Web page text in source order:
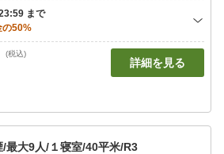
(税込)
詳細を見る
最大9人/１寝室/40平米/R3